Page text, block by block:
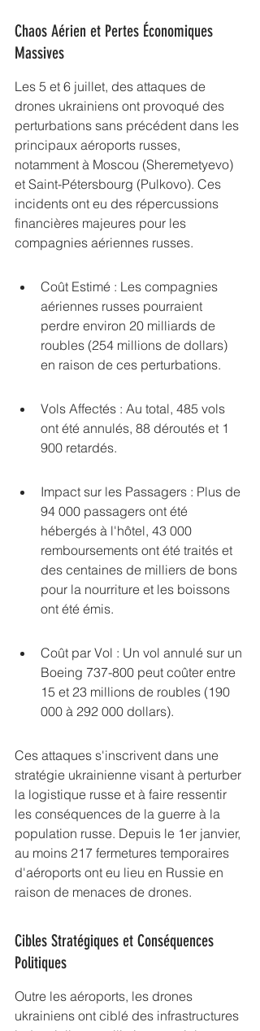
Chaos Aérien et Pertes Économiques
Massives
Les 5 et 6 juillet, des attaques de
drones ukrainiens ont provoqué des
perturbations sans précédent dans les
principaux aéroports russes,
notamment à Moscou (Sheremetyevo)
et Saint-Pétersbourg (Pulkovo). Ces
incidents ont eu des répercussions
financières majeures pour les
compagnies aériennes russes.
Coût Estimé : Les compagnies
aériennes russes pourraient
perdre environ 20 milliards de
roubles (254 millions de dollars)
en raison de ces perturbations.
Vols Affectés : Au total, 485 vols
ont été annulés, 88 déroutés et 1
900 retardés.
Impact sur les Passagers : Plus de
94 000 passagers ont été
hébergés à l'hôtel, 43 000
remboursements ont été traités et
des centaines de milliers de bons
pour la nourriture et les boissons
ont été émis.
Coût par Vol : Un vol annulé sur un
Boeing 737-800 peut coûter entre
15 et 23 millions de roubles (190
000 à 292 000 dollars).
Ces attaques s'inscrivent dans une
stratégie ukrainienne visant à perturber
la logistique russe et à faire ressentir
les conséquences de la guerre à la
population russe. Depuis le 1er janvier,
au moins 217 fermetures temporaires
d'aéroports ont eu lieu en Russie en
raison de menaces de drones.
Cibles Stratégiques et Conséquences
Politiques
Outre les aéroports, les drones
ukrainiens ont ciblé des infrastructures